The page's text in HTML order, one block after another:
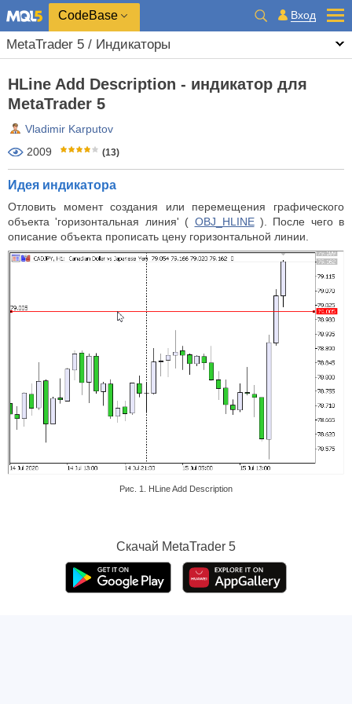
CodeBase Вход
MetaTrader 5 / Индикаторы
HLine Add Description - индикатор для
MetaTrader 5
Vladimir Karputov
2009
(13)
Идея индикатора
Отловить момент создания или перемещения графического
объекта 'горизонтальная линия' ( OBJ_HLINE). После чего в
описание объекта прописать цену горизонтальной линии.
Рис. 1. HLine Add Description
Скачай MetaTrader 5